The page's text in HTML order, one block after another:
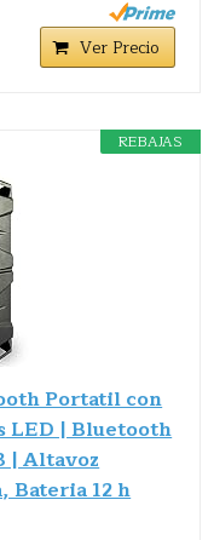
Ver Precio
REBAJAS
Portatil con
LED | Bluetooth
| Altavoz
Bateria 12 h